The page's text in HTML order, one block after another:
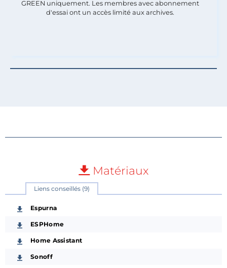
GREEN uniquement. Les membres avec abonnement
d'essai ont un accès limité aux archives.
Matériaux
Liens conseillés (9)
Espurna
ESPHome
Home Assistant
Sonoff